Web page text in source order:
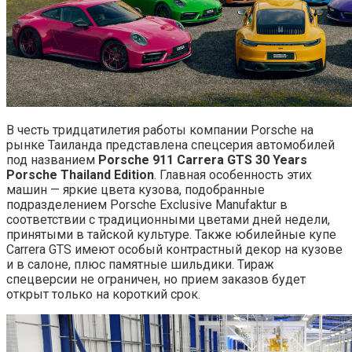
В честь тридцатилетия работы компании Porsche на
рынке Таиланда представлена спецсерия автомобилей
под названием Porsche 911 Carrera GTS 30 Years
Porsche Thailand Edition. Главная особенность этих
машин — яркие цвета кузова, подобранные
подразделением Porsche Exclusive Manufaktur в
соответствии с традиционными цветами дней недели,
принятыми в тайской культуре. Также юбилейные купе
Carrera GTS имеют особый контрастный декор на кузове
и в салоне, плюс памятные шильдики. Тираж
спецверсии не ограничен, но прием заказов будет
открыт только на короткий срок.